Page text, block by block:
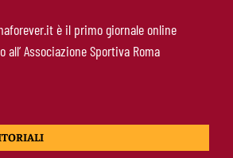
Calciomercato Roma, scout a Praga per
Fofana: il prezzo fissato dal Lione
è il primo giornale online
Associazione Sportiva Roma